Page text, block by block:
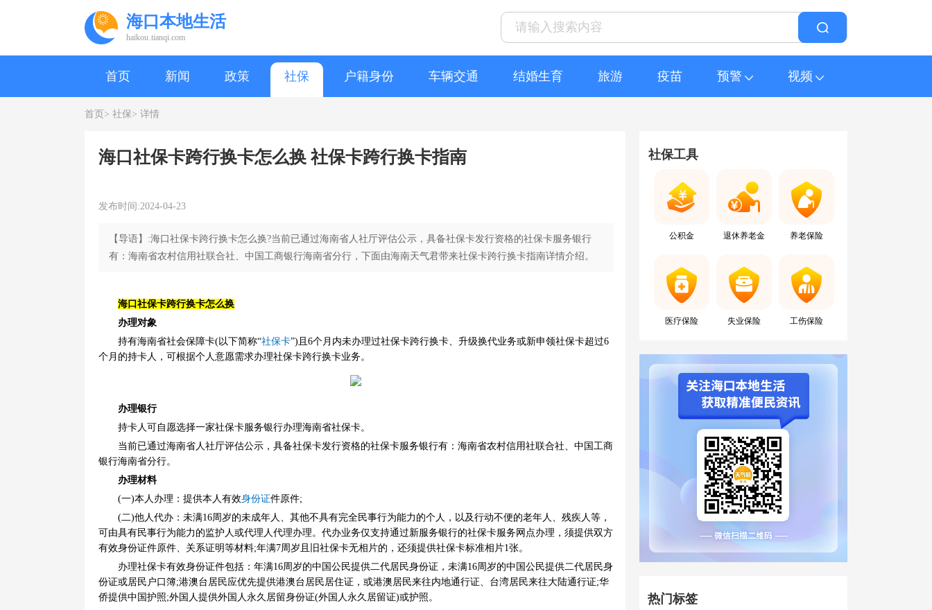
海口本地生活
haikou.tianqi.com
首页 新闻 政策 社保 户籍身份 车辆交通 结婚生育 旅游 疫苗 预警 视频
首页> 社保> 详情
海口社保卡跨行换卡怎么换 社保卡跨行换卡指南
发布时间:2024-04-23
【导语】:海口社保卡跨行换卡怎么换?当前已通过海南省人社厅评估公示，具备社保卡发行资格的社保卡服务银行
有：海南省农村信用社联合社、中国工商银行海南省分行，下面由海南天气君带来社保卡跨行换卡指南详情介绍。
海口社保卡跨行换卡怎么换
办理对象
持有海南省社会保障卡(以下简称“社保卡”)且6个月内未办理过社保卡跨行换卡、升级换代业务或新申领社保卡超过6
个月的持卡人，可根据个人意愿需求办理社保卡跨行换卡业务。
办理银行
持卡人可自愿选择一家社保卡服务银行办理海南省社保卡。
当前已通过海南省人社厅评估公示，具备社保卡发行资格的社保卡服务银行有：海南省农村信用社联合社、中国工商
银行海南省分行。
办理材料
(一)本人办理：提供本人有效身份证件原件;
(二)他人代办：未满16周岁的未成年人、其他不具有完全民事行为能力的个人，以及行动不便的老年人、残疾人等，
可由具有民事行为能力的监护人或代理人代理办理。代办业务仅支持通过新服务银行的社保卡服务网点办理，须提供双方
有效身份证件原件、关系证明等材料;年满7周岁且旧社保卡无相片的，还须提供社保卡标准相片1张。
办理社保卡有效身份证件包括：年满16周岁的中国公民提供二代居民身份证，未满16周岁的中国公民提供二代居民身
份证或居民户口簿;港澳台居民应优先提供港澳台居民居住证，或港澳居民来往内地通行证、台湾居民来往大陆通行证;华
侨提供中国护照;外国人提供外国人永久居留身份证(外国人永久居留证)或护照。
社保工具
公积金 退休养老金 养老保险
医疗保险 失业保险 工伤保险
热门标签